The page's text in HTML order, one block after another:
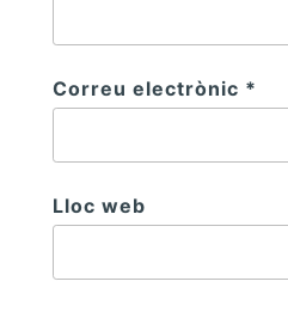
Correu electrònic *
Lloc web